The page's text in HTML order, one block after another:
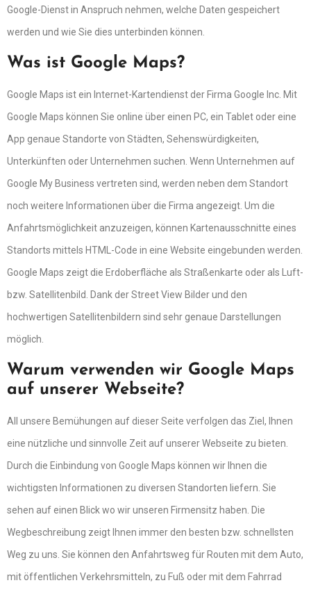
Google-Dienst in Anspruch nehmen, welche Daten gespeichert
werden und wie Sie dies unterbinden können.
Was ist Google Maps?
Google Maps ist ein Internet-Kartendienst der Firma Google Inc. Mit
Google Maps können Sie online über einen PC, ein Tablet oder eine
App genaue Standorte von Städten, Sehenswürdigkeiten,
Unterkünften oder Unternehmen suchen. Wenn Unternehmen auf
Google My Business vertreten sind, werden neben dem Standort
noch weitere Informationen über die Firma angezeigt. Um die
Anfahrtsmöglichkeit anzuzeigen, können Kartenausschnitte eines
Standorts mittels HTML-Code in eine Website eingebunden werden.
Google Maps zeigt die Erdoberfläche als Straßenkarte oder als Luft-
bzw. Satellitenbild. Dank der Street View Bilder und den
hochwertigen Satellitenbildern sind sehr genaue Darstellungen
möglich.
Warum verwenden wir Google Maps
auf unserer Webseite?
All unsere Bemühungen auf dieser Seite verfolgen das Ziel, Ihnen
eine nützliche und sinnvolle Zeit auf unserer Webseite zu bieten.
Durch die Einbindung von Google Maps können wir Ihnen die
wichtigsten Informationen zu diversen Standorten liefern. Sie
sehen auf einen Blick wo wir unseren Firmensitz haben. Die
Wegbeschreibung zeigt Ihnen immer den besten bzw. schnellsten
Weg zu uns. Sie können den Anfahrtsweg für Routen mit dem Auto,
mit öffentlichen Verkehrsmitteln, zu Fuß oder mit dem Fahrrad